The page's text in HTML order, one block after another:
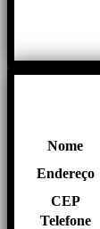
Nome
Endereço
CEP
Telefone